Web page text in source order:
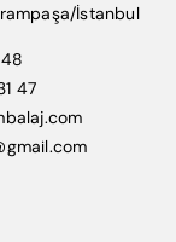
İstanbul
47